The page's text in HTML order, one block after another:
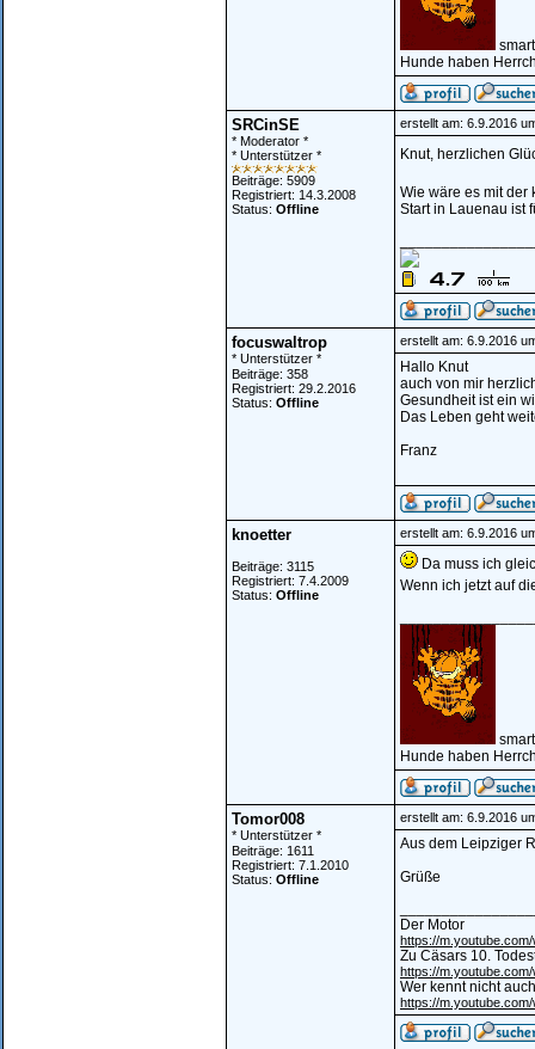
Hunde haben
SRCinSE
* Moderator *
* Unterstützer *
Beiträge: 5909
Registriert: 14.3.2008
Status: Offline
erstellt am: 6.9.2016
Knut, herzlichen
Wie wäre es mit der
Start in Lauenau ist
focuswaltrop
* Unterstützer *
Beiträge: 358
Registriert: 29.2.2016
Status: Offline
erstellt am: 6.9.2016
Hallo Knut
auch von mir
Gesundheit ist ein
Das Leben geht
Franz
knoetter
Beiträge: 3115
Registriert: 7.4.2009
Status: Offline
erstellt am: 6.9.2016
Da muss ich
Wenn ich jetzt auf
Hunde haben
Tomor008
* Unterstützer *
Beiträge: 1611
Registriert: 7.1.2010
Status: Offline
erstellt am: 6.9.2016
Aus dem Leipziger
Grüße
Der Motor
https://
Zu Cäsars 10.
https://
Wer kennt nicht
https://